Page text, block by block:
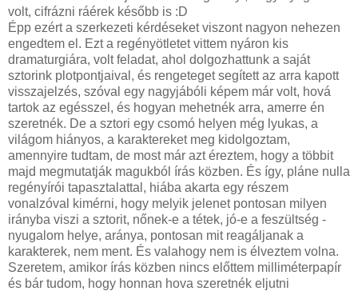
volt, cifrázni ráérek később is :D
Épp ezért a szerkezeti kérdéseket viszont nagyon nehezen
engedtem el. Ezt a regényötletet vittem nyáron kis
dramaturgiára, volt feladat, ahol dolgozhattunk a saját
sztorink plotpontjaival, és rengeteget segített az arra kapott
visszajelzés, szóval egy nagyjábóli képem már volt, hová
tartok az egésszel, és hogyan mehetnék arra, amerre én
szeretnék. De a sztori egy csomó helyen még lyukas, a
világom hiányos, a karaktereket meg kidolgoztam,
amennyire tudtam, de most már azt éreztem, hogy a többit
majd megmutatják magukból írás közben. És így, pláne nulla
regényírói tapasztalattal, hiába akarta egy részem
vonalzóval kimérni, hogy melyik jelenet pontosan milyen
irányba viszi a sztorit, nőnek-e a tétek, jó-e a feszültség -
nyugalom helye, aránya, pontosan mit reagáljanak a
karakterek, nem ment. És valahogy nem is élveztem volna.
Szeretem, amikor írás közben nincs előttem milliméterpapír
és bár tudom, hogy honnan hova szeretnék eljutni